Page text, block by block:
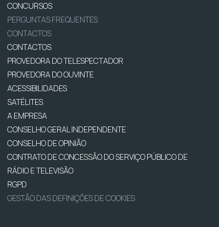
CONCURSOS
PERGUNTAS FREQUENTES
CONTACTOS
CONTACTOS
PROVEDORA DO TELESPECTADOR
PROVEDORA DO OUVINTE
ACESSIBILIDADES
SATÉLITES
A EMPRESA
CONSELHO GERAL INDEPENDENTE
CONSELHO DE OPINIÃO
CONTRATO DE CONCESSÃO DO SERVIÇO PÚBLICO DE
RÁDIO E TELEVISÃO
RGPD
GESTÃO DAS DEFINIÇÕES DE COOKIES